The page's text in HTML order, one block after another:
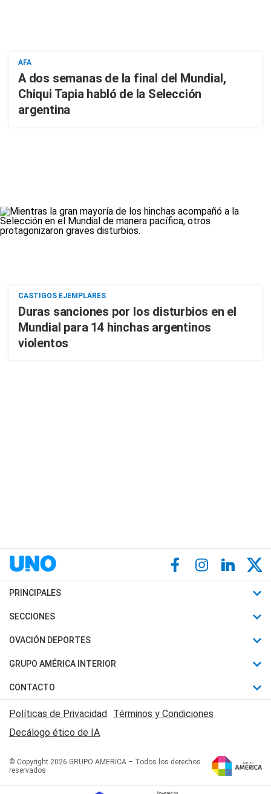
AFA
A dos semanas de la final del Mundial,
Chiqui Tapia habló de la Selección
argentina
CASTIGOS EJEMPLARES
Duras sanciones por los disturbios en el
Mundial para 14 hinchas argentinos
violentos
PRINCIPALES
Últimas Noticias
Política
Judiciales
Economia
SECCIONES
Horóscopo
Motores
Trucos caseros
Series y Películas
Edictos y Solicitadas
OVACIÓN DEPORTES
Fútbol
Mundial
Automovilismo
Rugby
Básquet
GRUPO AMÉRICA INTERIOR
Canal 7 en Vivo
San Juan 8
CONTACTO
Acerca de Nosotros
Contactanos
Políticas de Privacidad Términos y Condiciones
Decálogo ético de IA
© Copyright 2026 GRUPO AMERICA – Todos los derechos
reservados